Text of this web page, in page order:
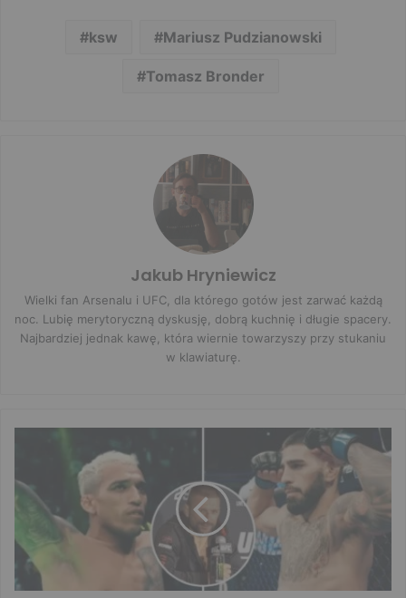
ksw Mariusz Pudzianowski
Tomasz Bronder
Jakub Hryniewicz
Wielki fan Arsenalu i UFC, dla którego gotów jest zarwać każdą
noc. Lubię merytoryczną dyskusję, dobrą kuchnię i długie spacery.
Najbardziej jednak kawę, która wiernie towarzyszy przy stukaniu
w klawiaturę.